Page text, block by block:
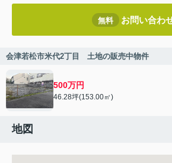
無料 お問い合わ
会津若松市米代2丁目 土地の販売中物件
500万円
46.28坪(153.00㎡)
地図